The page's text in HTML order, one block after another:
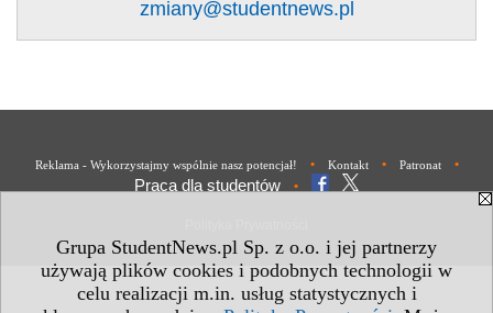
Grupa StudentNews.pl Sp. z o.o. i jej partnerzy
używają plików cookies i podobnych technologii w
celu realizacji m.in. usług statystycznych i
zmiany@studentnews.pl
Reklama - Wykorzystajmy wspólnie nasz potencjał! • Kontakt • Patronat •
Praca dla studentów •